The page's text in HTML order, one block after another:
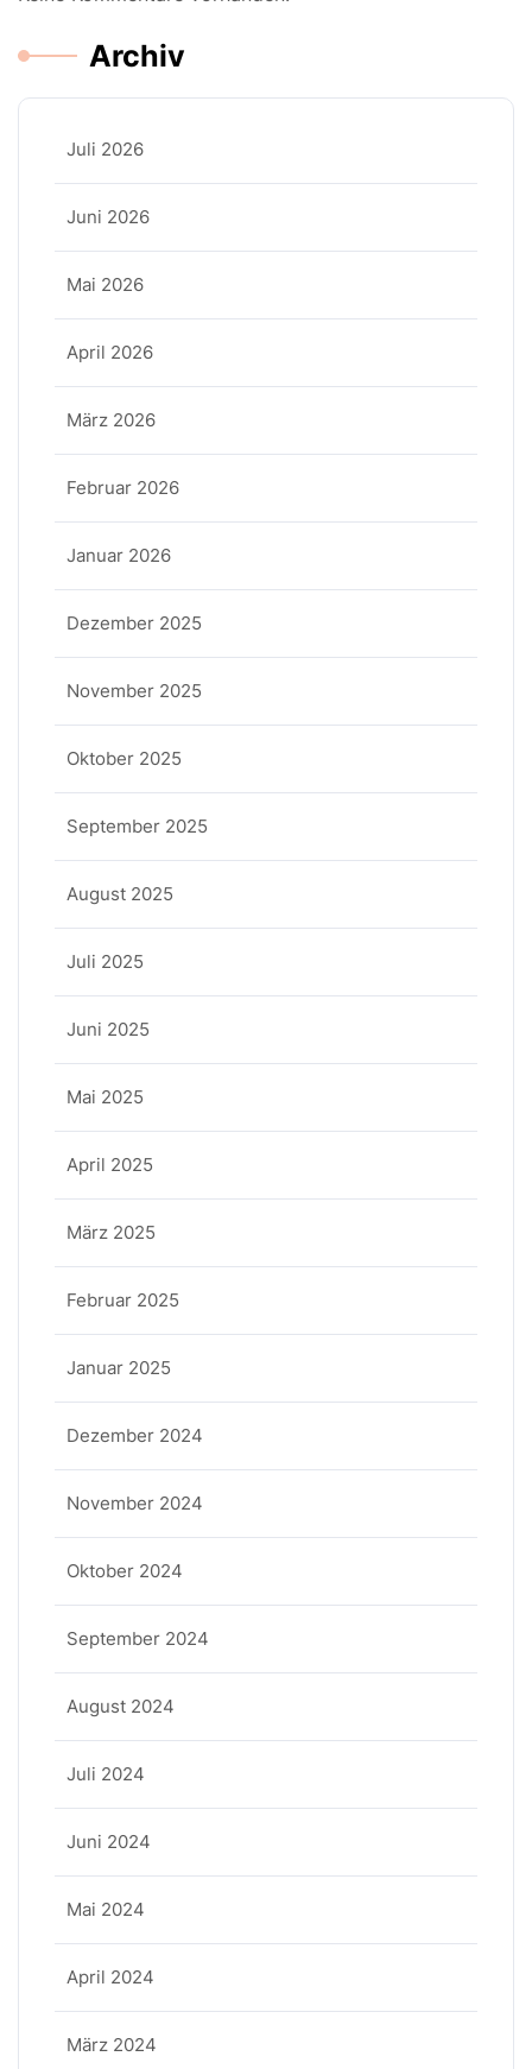
Archiv
Juli 2026
Juni 2026
Mai 2026
April 2026
März 2026
Februar 2026
Januar 2026
Dezember 2025
November 2025
Oktober 2025
September 2025
August 2025
Juli 2025
Juni 2025
Mai 2025
April 2025
März 2025
Februar 2025
Januar 2025
Dezember 2024
November 2024
Oktober 2024
September 2024
August 2024
Juli 2024
Juni 2024
Mai 2024
April 2024
März 2024